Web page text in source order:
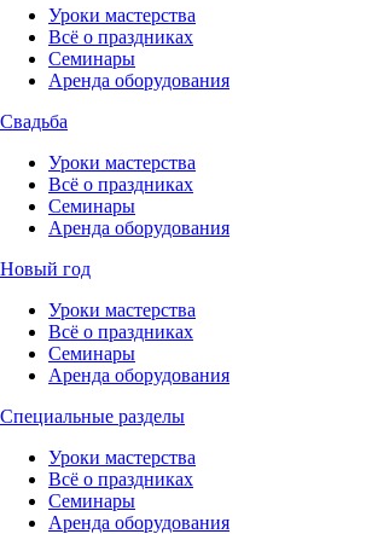
Уроки мастерства
Всё о праздниках
Семинары
Аренда оборудования
Свадьба
Уроки мастерства
Всё о праздниках
Семинары
Аренда оборудования
Новый год
Уроки мастерства
Всё о праздниках
Семинары
Аренда оборудования
Специальные разделы
Уроки мастерства
Всё о праздниках
Семинары
Аренда оборудования